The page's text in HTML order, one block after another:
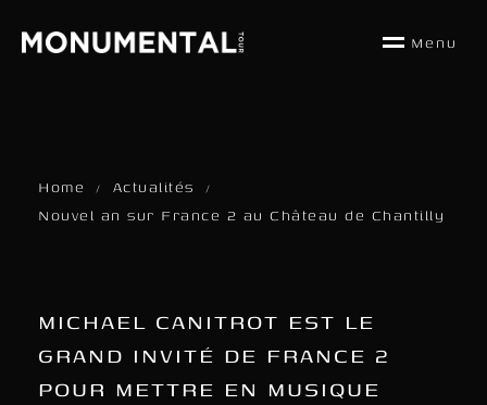
Me n u
Home / Actualités /
Nouvel an sur France 2 au Château de Chantilly
MICHAEL CANITROT EST LE
GRAND INVITÉ DE FRANCE 2
POUR METTRE EN MUSIQUE